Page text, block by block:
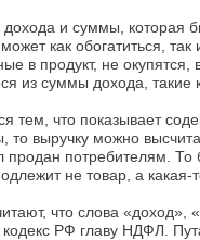
и суммы, которая
как обогатиться,
в продукт, не
из суммы дохода, такие
тем, что показывает
то выручку можно
потребителям.
не товар, а
что слова «доход»,
РФ главу НДФЛ.